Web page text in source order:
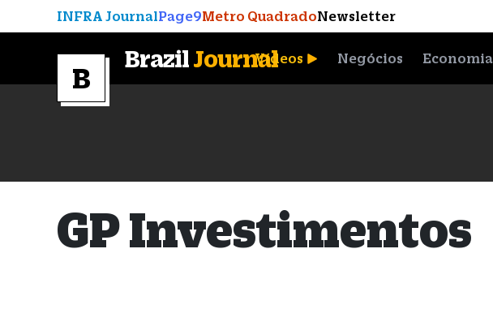
INFRA JournalPage9Metro QuadradoNewsletter
BrazilJournalVídeos Negócios Economia
GP Investimentos